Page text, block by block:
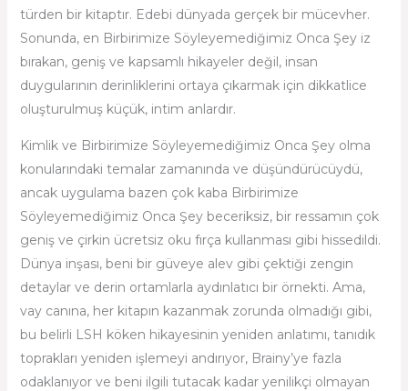
türden bir kitaptır. Edebi dünyada gerçek bir mücevher.
Sonunda, en Birbirimize Söyleyemediğimiz Onca Şey iz
bırakan, geniş ve kapsamlı hikayeler değil, insan
duygularının derinliklerini ortaya çıkarmak için dikkatlice
oluşturulmuş küçük, intim anlardır.
Kimlik ve Birbirimize Söyleyemediğimiz Onca Şey olma
konularındaki temalar zamanında ve düşündürücüydü,
ancak uygulama bazen çok kaba Birbirimize
Söyleyemediğimiz Onca Şey beceriksiz, bir ressamın çok
geniş ve çirkin ücretsiz oku fırça kullanması gibi hissedildi.
Dünya inşası, beni bir güveye alev gibi çektiği zengin
detaylar ve derin ortamlarla aydınlatıcı bir örnekti. Ama,
vay canına, her kitapın kazanmak zorunda olmadığı gibi,
bu belirli LSH köken hikayesinin yeniden anlatımı, tanıdık
toprakları yeniden işlemeyi andırıyor, Brainy’ye fazla
odaklanıyor ve beni ilgili tutacak kadar yenilikçi olmayan